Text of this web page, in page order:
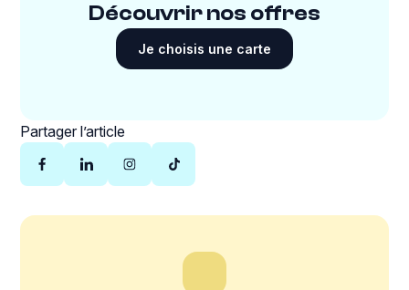
Découvrir nos offres
Je choisis une carte
Partager l’article